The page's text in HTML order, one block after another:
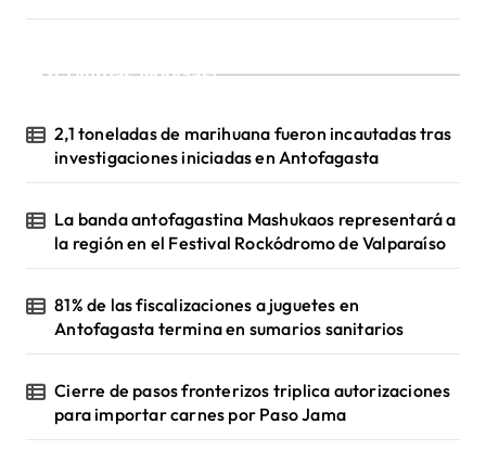
¡Ultimas Noticias!
2,1 toneladas de marihuana fueron incautadas tras
investigaciones iniciadas en Antofagasta
La banda antofagastina Mashukaos representará a
la región en el Festival Rockódromo de Valparaíso
81% de las fiscalizaciones a juguetes en
Antofagasta termina en sumarios sanitarios
Cierre de pasos fronterizos triplica autorizaciones
para importar carnes por Paso Jama